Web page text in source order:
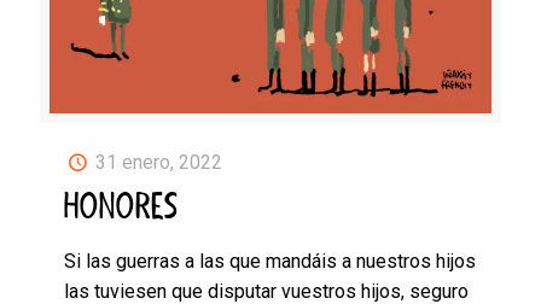
31 enero, 2022
HONORES
Si las guerras a las que mandáis a nuestros hijos
las tuviesen que disputar vuestros hijos, seguro